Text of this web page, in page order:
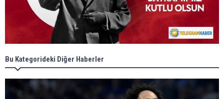
Bu Kategorideki Diğer Haberler